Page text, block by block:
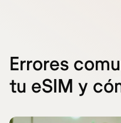
Errores
tu eSIM y